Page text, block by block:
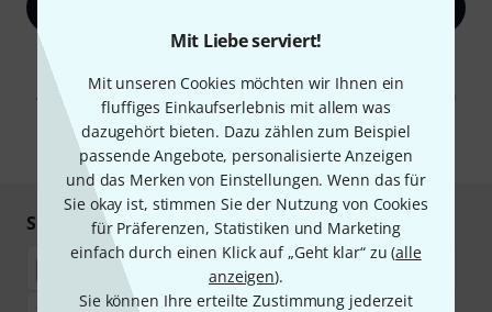
Mit Liebe serviert!
Mit unseren Cookies möchten wir Ihnen ein
fluffiges Einkaufserlebnis mit allem was
dazugehört bieten. Dazu zählen zum Beispiel
passende Angebote, personalisierte Anzeigen
und das Merken von Einstellungen. Wenn das für
Sie okay ist, stimmen Sie der Nutzung von Cookies
für Präferenzen, Statistiken und Marketing
einfach durch einen Klick auf „Geht klar“ zu (alle
anzeigen).
Sie können Ihre erteilte Zustimmung jederzeit
Mit Klick auf „Jetzt anmelden“ stimmen Sie dem Erhalt von E-Mail-
Werbung und einer Messung des E-Mail-Nutzungsverhaltens zu. Die
Abmeldung ist jederzeit möglich. Weitere Informationen finden Sie in
unserenDatenschutzhinweisen.
* Pflichtfeld
Sicher einkaufen & bezahlen